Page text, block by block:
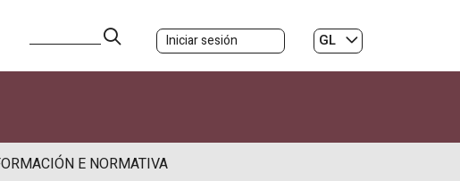
Iniciar sesión
GL
ES|
E NORMATIVA